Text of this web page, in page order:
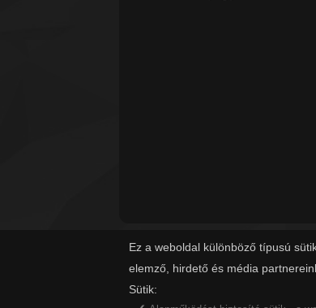
Ez a weboldal különböző típusú
elemző, hirdető és média
Sütik: